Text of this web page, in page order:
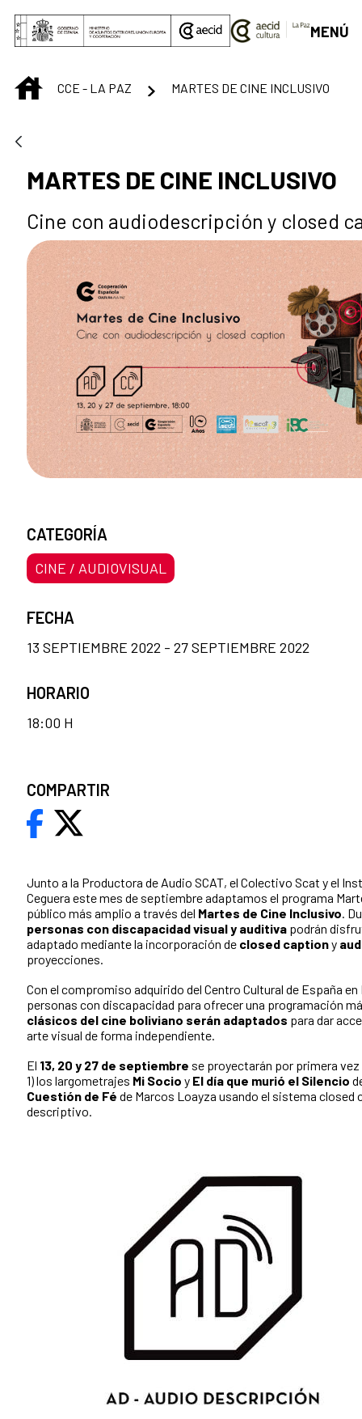
Saltar al contenido principal
MENÚ
INICIOCCE - LA PAZ MARTES DE CINE INCLUSIVO
MARTES DE CINE INCLUSIVO
Cine con audiodescripción y closed
Junto a la Productora de Audio SCAT, el Colectivo Scat y el
Ceguera este mes de septiembre adaptamos el programa
público más amplio a través del Martes de Cine Inclusivo .
personas con discapacidad visual y auditiva podrán
adaptado mediante la incorporación de closed captiony
proyecciones.
Con el compromiso adquirido del Centro Cultural de España en
personas con discapacidad para ofrecer una programación
clásicos del cine boliviano serán adaptados para dar
arte visual de forma independiente.
El 13, 20 y 27 de septiembre se proyectarán por primera vez
1) los largometrajes Mi Socio y El día que murió el Silencio
Cuestión de Fé de Marcos Loayza usando el sistema closed
descriptivo.
CATEGORÍA
CINE / AUDIOVISUAL
FECHA
13 SEPTIEMBRE 2022 - 27 SEPTIEMBRE 2022
HORARIO
18:00 H
COMPARTIR